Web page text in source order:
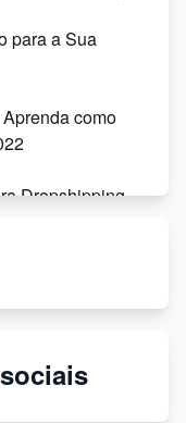
para a Sua
como
Dropshipping
Recursos,